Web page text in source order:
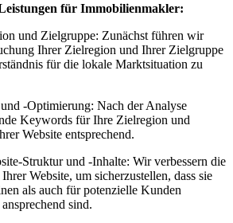
für Immobilienmakler:
und Zielgruppe: Zunächst führen wir
Ihrer Zielregion und Ihrer Zielgruppe
für die lokale Marktsituation zu
-Optimierung: Nach der Analyse
Keywords für Ihre Zielregion und
Website entsprechend.
Struktur und -Inhalte: Wir verbessern die
Website, um sicherzustellen, dass sie
als auch für potenzielle Kunden
sind.